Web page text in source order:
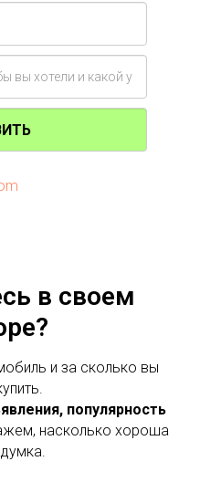
в своем
и за сколько вы
популярность
насколько хороша